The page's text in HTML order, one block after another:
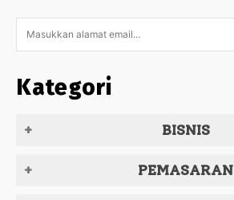
Kategori
BISNIS
PEMASARAN